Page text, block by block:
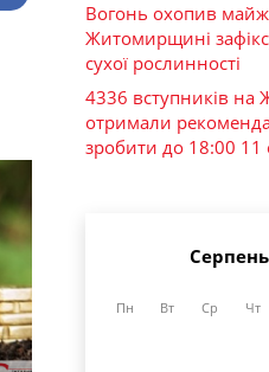
Вогонь охопив
Житомирщині
сухої рослинності
4336 вступників
отримали
зробити до 18:00 11
Пн Вт Ср Чт